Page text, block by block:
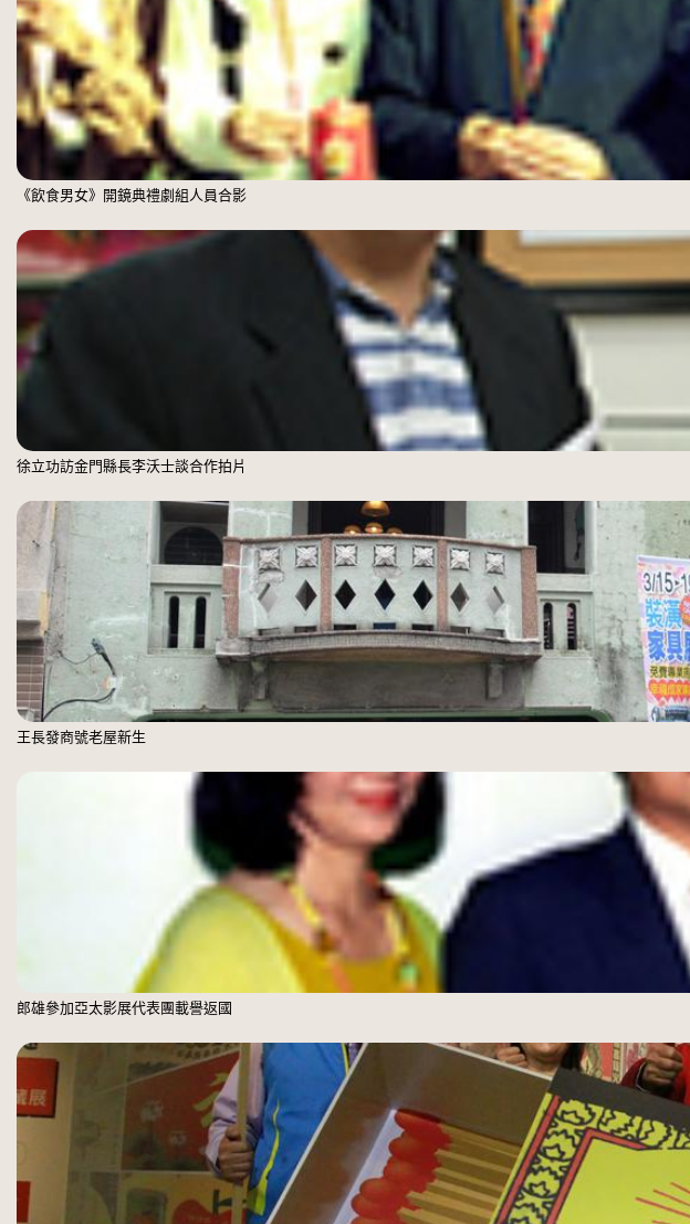
《飲食男女》開鏡典禮劇組人員合影
徐立功訪金門縣長李沃士談合作拍片
王長發商號老屋新生
郎雄參加亞太影展代表團載譽返國